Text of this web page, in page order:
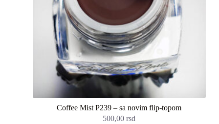
Coffee Mist P239 – sa novim flip-topom
500,00rsd